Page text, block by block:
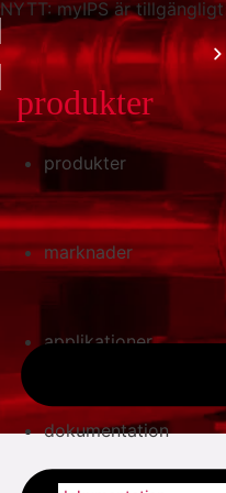
NYTT: myIPS är tillgängligt
stäng
produkter
marknader
applikationer
dokumentation
produkter